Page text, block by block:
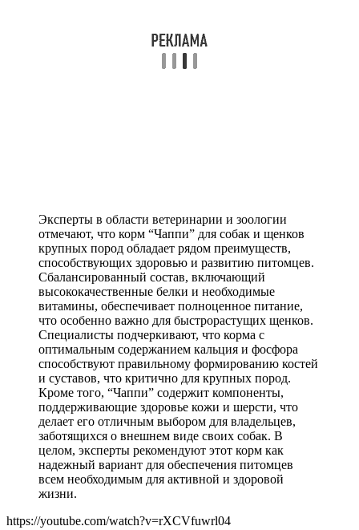
Эксперты в области ветеринарии и зоологии
отмечают, что корм “Чаппи” для собак и щенков
крупных пород обладает рядом преимуществ,
способствующих здоровью и развитию питомцев.
Сбалансированный состав, включающий
высококачественные белки и необходимые
витамины, обеспечивает полноценное питание,
что особенно важно для быстрорастущих щенков.
Специалисты подчеркивают, что корма с
оптимальным содержанием кальция и фосфора
способствуют правильному формированию костей
и суставов, что критично для крупных пород.
Кроме того, “Чаппи” содержит компоненты,
поддерживающие здоровье кожи и шерсти, что
делает его отличным выбором для владельцев,
заботящихся о внешнем виде своих собак. В
целом, эксперты рекомендуют этот корм как
надежный вариант для обеспечения питомцев
всем необходимым для активной и здоровой
жизни.
https://youtube.com/watch?v=rXCVfuwrl04